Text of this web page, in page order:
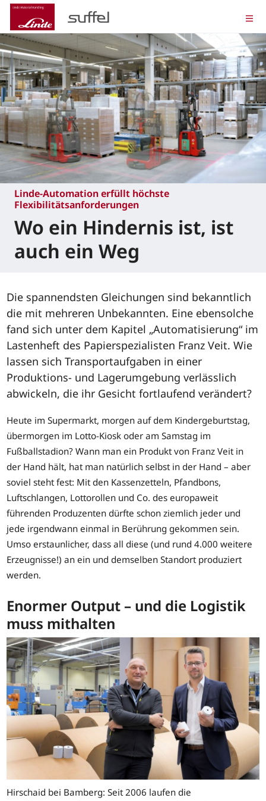
Linde-Automation erfüllt höchste
Flexibilitätsanforderungen
Wo ein Hindernis ist, ist
auch ein Weg
Die spannendsten Gleichungen sind bekanntlich
die mit mehreren Unbekannten. Eine ebensolche
fand sich unter dem Kapitel „Automatisierung“ im
Lastenheft des Papierspezialisten Franz Veit. Wie
lassen sich Transportaufgaben in einer
Produktions- und Lagerumgebung verlässlich
abwickeln, die ihr Gesicht fortlaufend verändert?
Heute im Supermarkt, morgen auf dem Kindergeburtstag,
übermorgen im Lotto-Kiosk oder am Samstag im
Fußballstadion? Wann man ein Produkt von Franz Veit in
der Hand hält, hat man natürlich selbst in der Hand – aber
soviel steht fest: Mit den Kassenzetteln, Pfandbons,
Luftschlangen, Lottorollen und Co. des europaweit
führenden Produzenten dürfte schon ziemlich jeder und
jede irgendwann einmal in Berührung gekommen sein.
Umso erstaunlicher, dass all diese (und rund 4.000 weitere
Erzeugnisse!) an ein und demselben Standort produziert
werden.
Enormer Output – und die Logistik
muss mithalten
Hirschaid bei Bamberg: Seit 2006 laufen die